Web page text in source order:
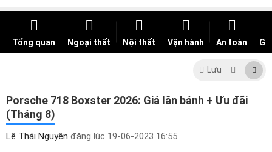
Tổng quan Ngoại thất Nội thất Vận hành An toàn
Lưu
Porsche 718 Boxster 2026: Giá lăn bánh + Ưu đãi
(Tháng 8)
Lê Thái Nguyên đăng lúc 19-06-2023 16:55